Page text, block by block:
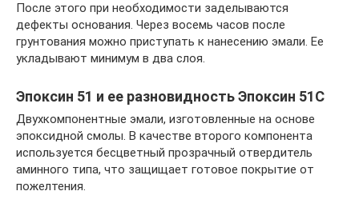
После этого при необходимости заделываются
дефекты основания. Через восемь часов после
грунтования можно приступать к нанесению эмали. Ее
укладывают минимум в два слоя.
Эпоксин 51 и ее разновидность Эпоксин 51С
Двухкомпонентные эмали, изготовленные на основе
эпоксидной смолы. В качестве второго компонента
используется бесцветный прозрачный отвердитель
аминного типа, что защищает готовое покрытие от
пожелтения.